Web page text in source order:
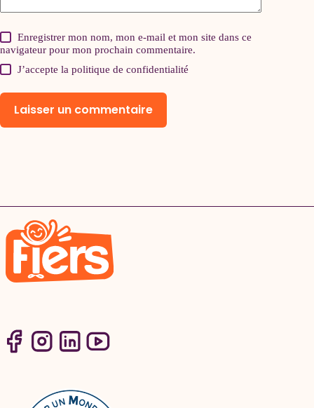
Enregistrer mon nom, mon e-mail et mon site dans ce
navigateur pour mon prochain commentaire.
J’accepte lapolitique de confidentialité
Laisser un commentaire